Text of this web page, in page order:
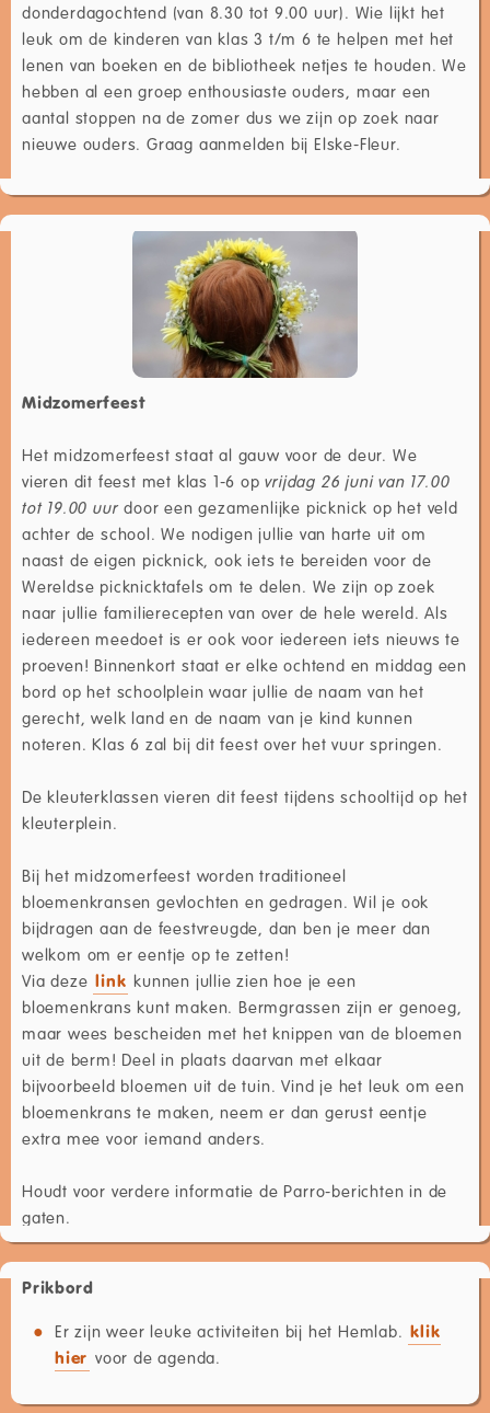
donderdagochtend (van 8.30 tot 9.00 uur). Wie lijkt het
leuk om de kinderen van klas 3 t/m 6 te helpen met het
lenen van boeken en de bibliotheek netjes te houden. We
hebben al een groep enthousiaste ouders, maar een
aantal stoppen na de zomer dus we zijn op zoek naar
nieuwe ouders. Graag aanmelden bij Elske-Fleur.
Midzomerfeest
Het midzomerfeest staat al gauw voor de deur. We
vieren dit feest met klas 1-6 opvrijdag 26 juni van 17.00
tot 19.00 uurdoor een gezamenlijke picknick op het veld
achter de school. We nodigen jullie van harte uit om
naast de eigen picknick, ook iets te bereiden voor de
Wereldse picknicktafels om te delen. We zijn op zoek
naar jullie familierecepten van over de hele wereld. Als
iedereen meedoet is er ook voor iedereen iets nieuws te
proeven! Binnenkort staat er elke ochtend en middag een
bord op het schoolplein waar jullie de naam van het
gerecht, welk land en de naam van je kind kunnen
noteren. Klas 6 zal bij dit feest over het vuur springen.
De kleuterklassen vieren dit feest tijdens schooltijd op het
kleuterplein.
Bij het midzomerfeest worden traditioneel
bloemenkransen gevlochten en gedragen. Wil je ook
bijdragen aan de feestvreugde, dan ben je meer dan
welkom om er eentje op te zetten!
Via deze link kunnen jullie zien hoe je een
bloemenkrans kunt maken. Bermgrassen zijn er genoeg,
maar wees bescheiden met het knippen van de bloemen
uit de berm! Deel in plaats daarvan met elkaar
bijvoorbeeld bloemen uit de tuin. Vind je het leuk om een
bloemenkrans te maken, neem er dan gerust eentje
extra mee voor iemand anders.
Houdt voor verdere informatie de Parro-berichten in de
gaten.
Prikbord
Er zijn weer leuke activiteiten bij het Hemlab. klik
hier voor de agenda.